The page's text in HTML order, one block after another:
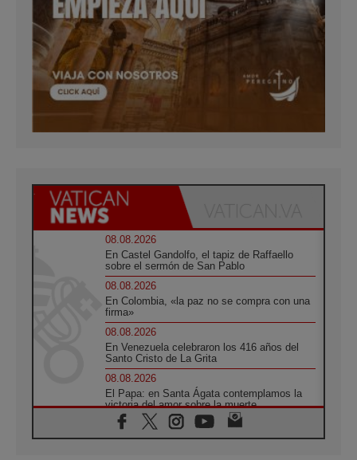
08.08.2026
En Castel Gandolfo, el tapiz de Raffaello
sobre el sermón de San Pablo
08.08.2026
En Colombia, «la paz no se compra con una
firma»
08.08.2026
En Venezuela celebraron los 416 años del
Santo Cristo de La Grita
08.08.2026
El Papa: en Santa Ágata contemplamos la
victoria del amor sobre la muerte
08.08.2026
León XIV visitará el Santuario de la Madre